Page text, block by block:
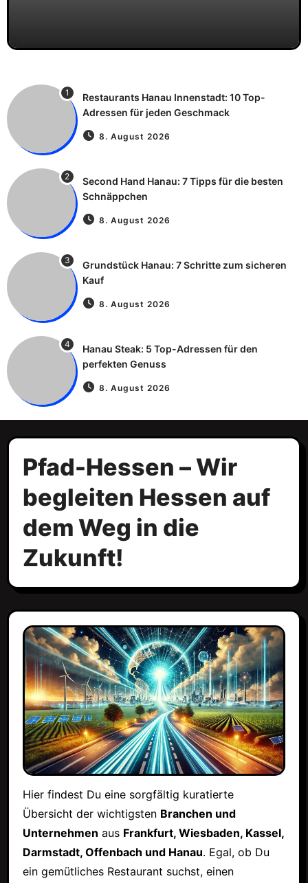
1
Restaurants Hanau Innenstadt: 10 Top-
Adressen für jeden Geschmack
8. August 2026
2
Second Hand Hanau: 7 Tipps für die besten
Schnäppchen
8. August 2026
3
Grundstück Hanau: 7 Schritte zum sicheren
Kauf
8. August 2026
4
Hanau Steak: 5 Top-Adressen für den
perfekten Genuss
8. August 2026
Pfad-Hessen – Wir
begleiten Hessen auf
dem Weg in die
Zukunft!
Hier findest Du eine sorgfältig kuratierte
Übersicht der wichtigsten Branchen und
Unternehmen aus Frankfurt, Wiesbaden, Kassel,
Darmstadt, Offenbach und Hanau. Egal, ob Du
ein gemütliches Restaurant suchst, einen